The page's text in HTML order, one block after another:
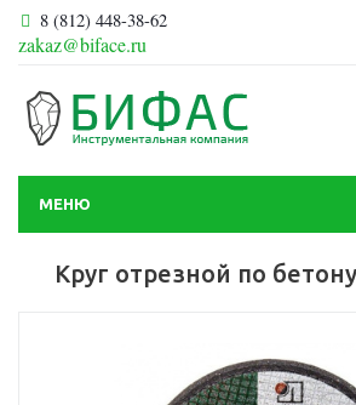
8 (812) 448-38-62
zakaz@biface.ru
МЕНЮ
Круг отрезной по